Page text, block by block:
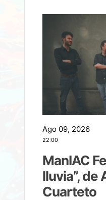
Ago 09, 2026
22:00
ManIAC
lluvia”, de
Cuarteto